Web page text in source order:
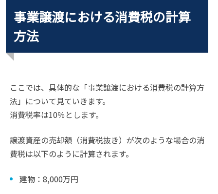
事業譲渡における消費税の計算
方法
ここでは、具体的な「事業譲渡における消費税の計算方
法」について見ていきます。
消費税率は10％とします。
譲渡資産の売却額（消費税抜き）が次のような場合の消
費税は以下のように計算されます。
建物：8,000万円